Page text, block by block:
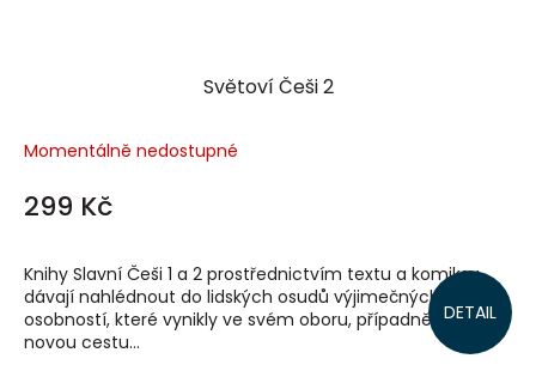
Světoví Češi 2
Momentálně nedostupné
299 Kč
DETAIL
Knihy Slavní Češi 1 a 2 prostřednictvím textu a komiksu
dávají nahlédnout do lidských osudů výjimečných
osobností, které vynikly ve svém oboru, případně otevřely
novou cestu...